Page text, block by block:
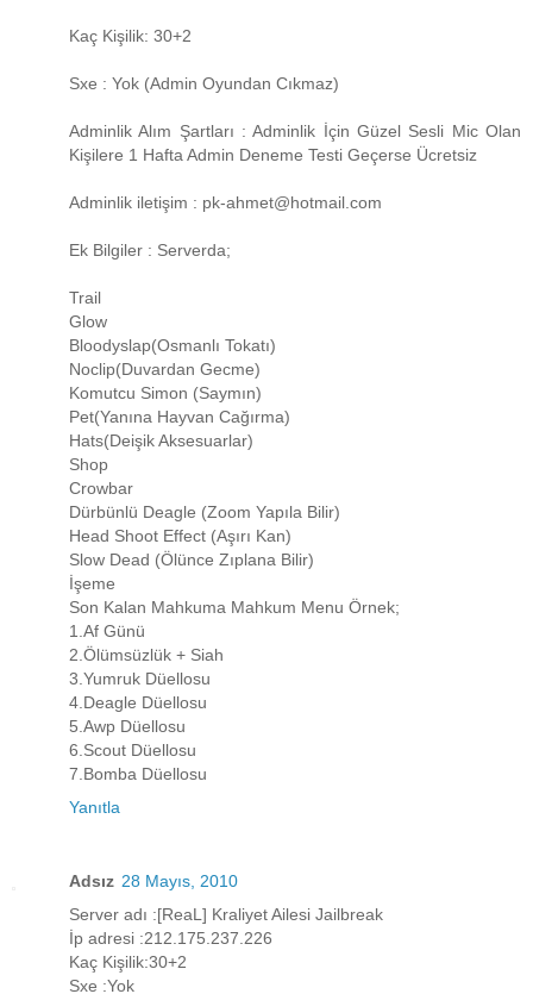
Kaç Kişilik: 30+2
Sxe : Yok (Admin Oyundan Cıkmaz)
Adminlik Alım Şartları : Adminlik İçin Güzel Sesli Mic Olan
Kişilere 1 Hafta Admin Deneme Testi Geçerse Ücretsiz
Adminlik iletişim : pk-ahmet@hotmail.com
Ek Bilgiler : Serverda;
Trail
Glow
Bloodyslap(Osmanlı Tokatı)
Noclip(Duvardan Gecme)
Komutcu Simon (Saymın)
Pet(Yanına Hayvan Cağırma)
Hats(Deişik Aksesuarlar)
Shop
Crowbar
Dürbünlü Deagle (Zoom Yapıla Bilir)
Head Shoot Effect (Aşırı Kan)
Slow Dead (Ölünce Zıplana Bilir)
İşeme
Son Kalan Mahkuma Mahkum Menu Örnek;
1.Af Günü
2.Ölümsüzlük + Siah
3.Yumruk Düellosu
4.Deagle Düellosu
5.Awp Düellosu
6.Scout Düellosu
7.Bomba Düellosu
Yanıtla
Adsız 28 Mayıs, 2010
Server adı :[ReaL] Kraliyet Ailesi Jailbreak
İp adresi :212.175.237.226
Kaç Kişilik:30+2
Sxe :Yok